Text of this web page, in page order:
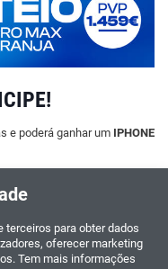
e poderá ganhar um IPHONE
of my data for the
terceiros para obter dados
oferecer marketing
Tem mais informações